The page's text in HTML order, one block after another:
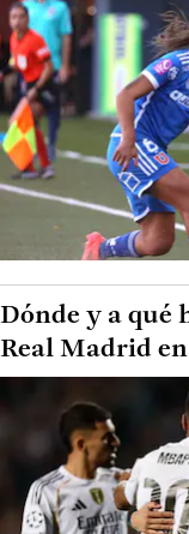
Dónde y a qué
Real Madrid